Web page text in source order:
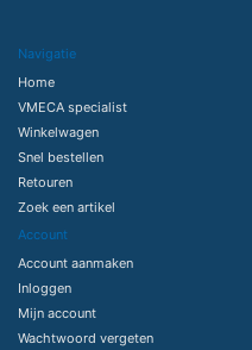
Navigatie
Home
VMECA specialist
Winkelwagen
Snel bestellen
Retouren
Zoek een artikel
Account
Account aanmaken
Inloggen
Mijn account
Wachtwoord vergeten